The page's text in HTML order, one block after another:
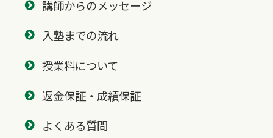
講師からのメッセージ
入塾までの流れ
授業料について
返金保証・成績保証
よくある質問